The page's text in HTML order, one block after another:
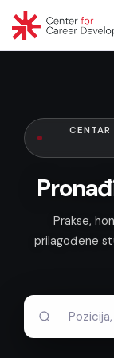
CENTAR
Prakse,
prilagođene